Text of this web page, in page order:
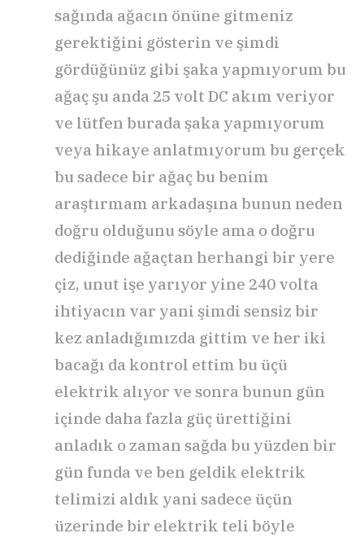
sağında ağacın önüne gitmeniz
gerektiğini gösterin ve şimdi
gördüğünüz gibi şaka yapmıyorum bu
ağaç şu anda 25 volt DC akım veriyor
ve lütfen burada şaka yapmıyorum
veya hikaye anlatmıyorum bu gerçek
bu sadece bir ağaç bu benim
araştırmam arkadaşına bunun neden
doğru olduğunu söyle ama o doğru
dediğinde ağaçtan herhangi bir yere
çiz, unut işe yarıyor yine 240 volta
ihtiyacın var yani şimdi sensiz bir
kez anladığımızda gittim ve her iki
bacağı da kontrol ettim bu üçü
elektrik alıyor ve sonra bunun gün
içinde daha fazla güç ürettiğini
anladık o zaman sağda bu yüzden bir
gün funda ve ben geldik elektrik
telimizi aldık yani sadece üçün
üzerinde bir elektrik teli böyle